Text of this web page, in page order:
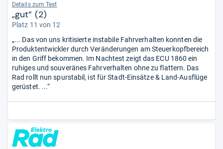
Details zum Test
„gut“ (2)
Platz 11 von 12
„... Das von uns kritisierte instabile Fahrverhalten konnten die
Produktentwickler durch Veränderungen am Steuerkopfbereich
in den Griff bekommen. Im Nachtest zeigt das ECU 1860 ein
ruhiges und souveränes Fahrverhalten ohne zu flattern. Das
Rad rollt nun spurstabil, ist für Stadt-Einsätze & Land-Ausflüge
gerüstet. ...“